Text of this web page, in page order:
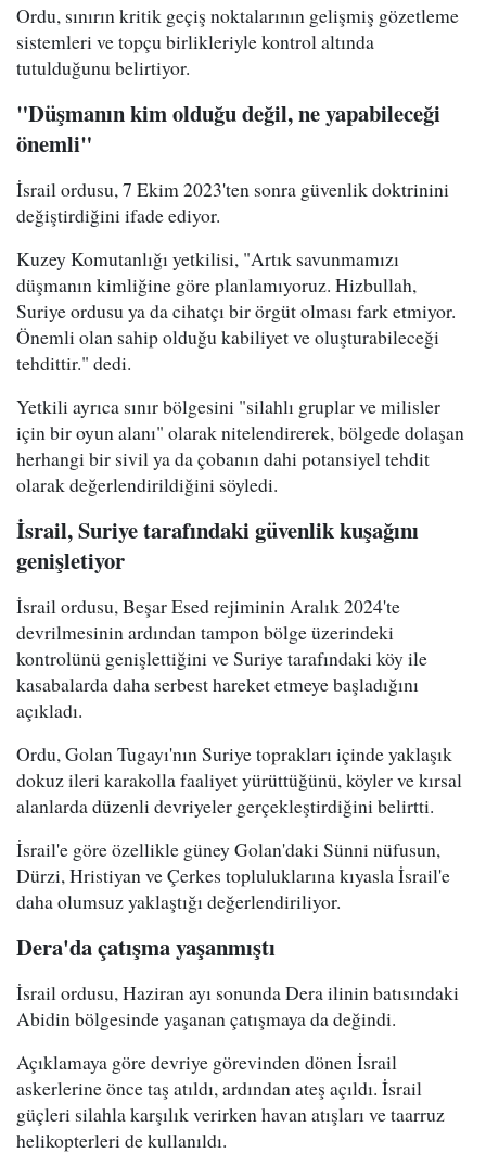
Ordu, sınırın kritik geçiş noktalarının gelişmiş gözetleme
sistemleri ve topçu birlikleriyle kontrol altında
tutulduğunu belirtiyor.
"Düşmanın kim olduğu değil, ne yapabileceği
önemli"
İsrail ordusu, 7 Ekim 2023'ten sonra güvenlik doktrinini
değiştirdiğini ifade ediyor.
Kuzey Komutanlığı yetkilisi, "Artık savunmamızı
düşmanın kimliğine göre planlamıyoruz. Hizbullah,
Suriye ordusu ya da cihatçı bir örgüt olması fark etmiyor.
Önemli olan sahip olduğu kabiliyet ve oluşturabileceği
tehdittir." dedi.
Yetkili ayrıca sınır bölgesini "silahlı gruplar ve milisler
için bir oyun alanı" olarak nitelendirerek, bölgede dolaşan
herhangi bir sivil ya da çobanın dahi potansiyel tehdit
olarak değerlendirildiğini söyledi.
İsrail, Suriye tarafındaki güvenlik kuşağını
genişletiyor
İsrail ordusu, Beşar Esed rejiminin Aralık 2024'te
devrilmesinin ardından tampon bölge üzerindeki
kontrolünü genişlettiğini ve Suriye tarafındaki köy ile
kasabalarda daha serbest hareket etmeye başladığını
açıkladı.
Ordu, Golan Tugayı'nın Suriye toprakları içinde yaklaşık
dokuz ileri karakolla faaliyet yürüttüğünü, köyler ve kırsal
alanlarda düzenli devriyeler gerçekleştirdiğini belirtti.
İsrail'e göre özellikle güney Golan'daki Sünni nüfusun,
Dürzi, Hristiyan ve Çerkes topluluklarına kıyasla İsrail'e
daha olumsuz yaklaştığı değerlendiriliyor.
Dera'da çatışma yaşanmıştı
İsrail ordusu, Haziran ayı sonunda Dera ilinin batısındaki
Abidin bölgesinde yaşanan çatışmaya da değindi.
Açıklamaya göre devriye görevinden dönen İsrail
askerlerine önce taş atıldı, ardından ateş açıldı. İsrail
güçleri silahla karşılık verirken havan atışları ve taarruz
helikopterleri de kullanıldı.